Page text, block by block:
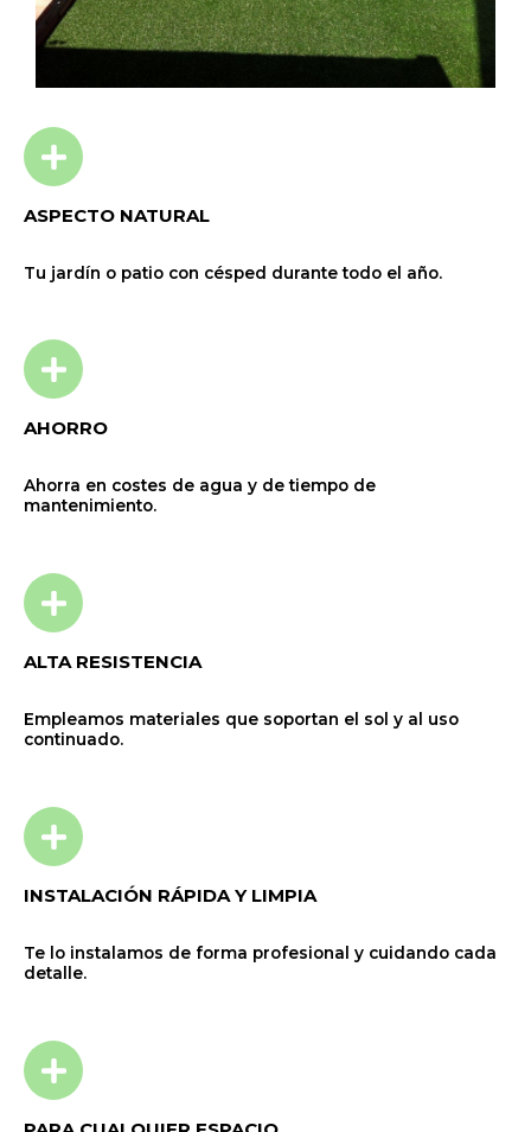
ASPECTO NATURAL
Tu jardín o patio con césped durante todo el año.
AHORRO
Ahorra en costes de agua y de tiempo de
mantenimiento.
ALTA RESISTENCIA
Empleamos materiales que soportan el sol y al uso
continuado.
INSTALACIÓN RÁPIDA Y LIMPIA
Te lo instalamos de forma profesional y cuidando cada
detalle.